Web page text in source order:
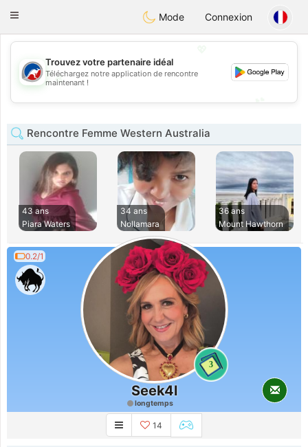
AustraliaChat
Toggle
Mode Connexion
💖
💕
Trouvez votre partenaire idéal
Téléchargez notre application de rencontre
maintenant !
Rencontre Femme Western Australia
43 ans
Piara Waters
34 ans
Nollamara
36 ans
Mount Hawthorn
0.2/1
3
Seek4l
longtemps
14